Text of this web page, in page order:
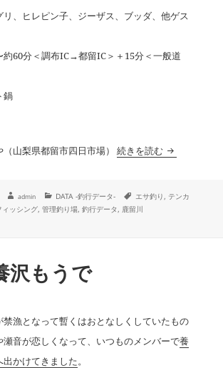
、ヒレピン子、ジーザス、ブッダ、他ゲス
約60分＜調布IC→都留IC＞＋15分＜一般道
鍋
山梨県都留市四日市場） 続きを読む 【釣行デー
成
者
admin
カ
ゴ
DATA -釣行データ-
タ
エサ釣り, テンカ
ィッシング, 管理釣り場, 釣行データ, 鹿留川
】2015年12月19日(土)：FISH ON! 鹿留 に
沢もうで
漁となって暫くはおとなしくしていたもの
音が恋しくなって、いつものメンバーで養
かけてきました。